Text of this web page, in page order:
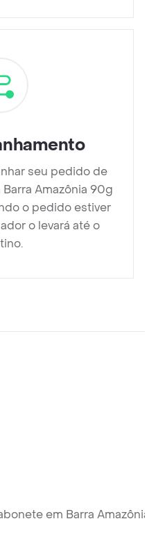
seu pedido de
Amazônia 90g
o pedido estiver
o levará até o
em Barra Amazônia